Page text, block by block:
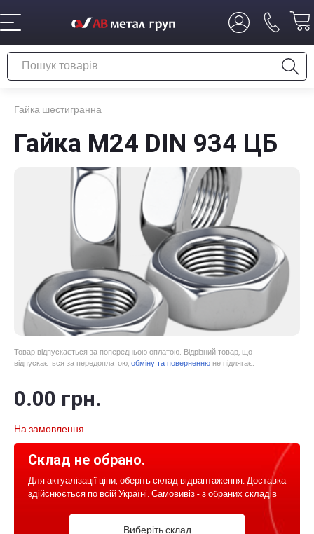
Гайка шестигранна
Гайка М24 DIN 934 ЦБ
Товар відпускається за попередньою оплатою. Відрізний товар, що
відпускається за передоплатою, обміну та поверненню не підлягає.
0.00 грн.
На замовлення
Склад не обрано.
Для актуалізації ціни, оберіть склад відвантаження. Доставка
здійснюється по всій Україні. Самовивіз - з обраних складів
Виберіть склад